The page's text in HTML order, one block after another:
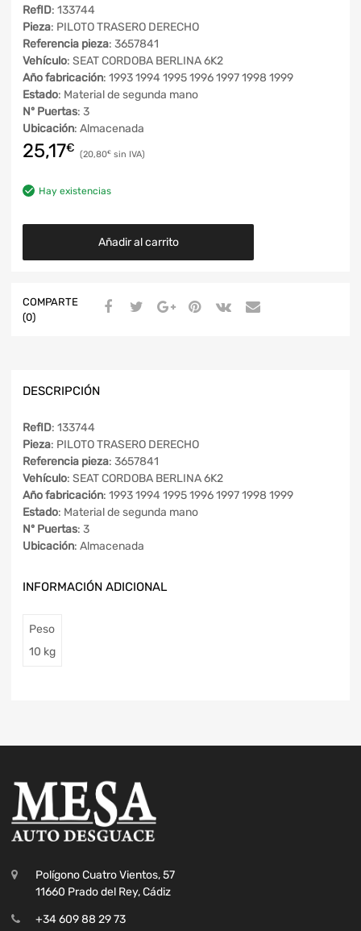
RefID: 133744
Pieza: PILOTO TRASERO DERECHO
Referencia pieza: 3657841
Vehículo: SEAT CORDOBA BERLINA 6K2
Año fabricación: 1993 1994 1995 1996 1997 1998 1999
Estado: Material de segunda mano
Nº Puertas: 3
Ubicación: Almacenada
25,17€ 20,80€
Hay existencias
Añadir al carrito
COMPARTE
(0)
DESCRIPCIÓN
RefID: 133744
Pieza: PILOTO TRASERO DERECHO
Referencia pieza: 3657841
Vehículo: SEAT CORDOBA BERLINA 6K2
Año fabricación: 1993 1994 1995 1996 1997 1998 1999
Estado: Material de segunda mano
Nº Puertas: 3
Ubicación: Almacenada
INFORMACIÓN ADICIONAL
Peso
10 kg
Polígono Cuatro Vientos, 57
11660 Prado del Rey, Cádiz
+34 609 88 29 73